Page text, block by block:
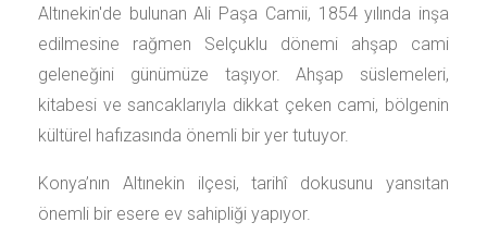
Altınekin'de bulunan Ali Paşa Camii, 1854 yılında inşa
edilmesine rağmen Selçuklu dönemi ahşap cami
geleneğini günümüze taşıyor. Ahşap süslemeleri,
kitabesi ve sancaklarıyla dikkat çeken cami, bölgenin
kültürel hafızasında önemli bir yer tutuyor.
Konya’nın Altınekin ilçesi, tarihî dokusunu yansıtan
önemli bir esere ev sahipliği yapıyor.